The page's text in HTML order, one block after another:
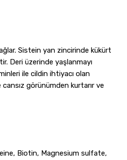
Sistein yan zincirinde kükürt
Deri üzerinde yaşlanmayı
ile cildin ihtiyacı olan
cansız görünümden kurtarır ve
Biotin, Magnesium sulfate,